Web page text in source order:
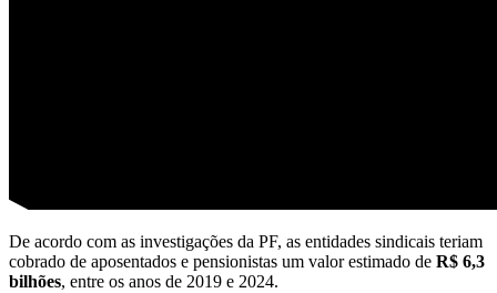
De acordo com as investigações da PF, as entidades sindicais teriam
cobrado de aposentados e pensionistas um valor estimado de R$ 6,3
bilhões, entre os anos de 2019 e 2024.